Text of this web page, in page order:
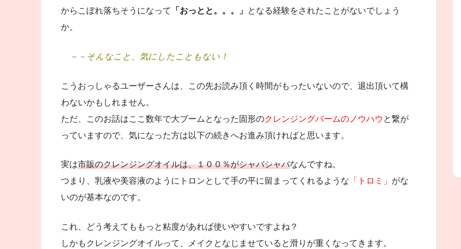
からこぼれ落ちそうになって
「おっとと。。。」
となる経験をされたことがないでしょう
か。
－－そんなこと、気にしたこともない！
こうおっしゃるユーザーさんは、この先お読み頂く時間がもったいないので、退出頂いて構
わないかもしれません。
ただ、このお話はここ数年で大ブームとなった固形のクレンジングバームのノウハウ と繋が
っていますので、気になった方は以下の続きへお進み頂ければと思います。
実は市販のクレンジングオイルは、１００％がシャバシャバなんですね。
つまり、乳液や美容液のようにトロンとして手の平に留まってくれるような 「トロミ」 がな
いのが基本なのです。
これ、どう考えてももっと粘度があれば使いやすいですよね？
しかもクレンジングオイルって、メイクとなじませていると滑りが重くなってきます。